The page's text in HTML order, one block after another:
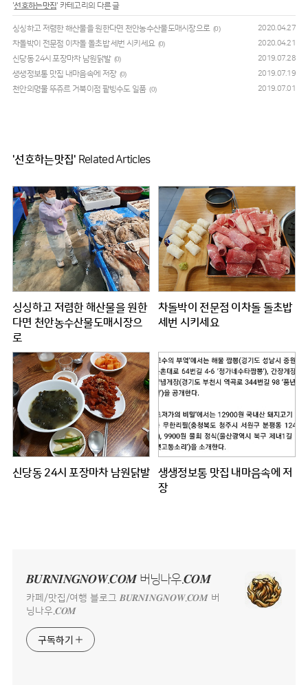
'선호하는맛집' 카테고리의 다른 글
싱싱하고 저렴한 해산물을 원한다면 천안농수산물도매시장으로 (0) 2020.04.27
차돌박이 전문점 이차돌 돌초밥 세번 시키세요 (0) 2020.04.21
신당동 24시 포장마차 남원닭발 (0) 2019.07.28
생생정보통 맛집 내마음속에 저장 (0) 2019.07.19
천안의명물 뚜쥬르 거북이점 팥빙수도 일품 (0) 2019.07.01
'선호하는맛집' Related Articles
싱싱하고 저렴한 해산물을 원한
다면 천안농수산물도매시장으
로
차돌박이 전문점 이차돌 돌초밥
세번 시키세요
신당동 24시 포장마차 남원닭발
생생정보통 맛집 내마음속에 저
장
𝑩𝑼𝑹𝑵𝑰𝑵𝑮𝑵𝑶𝑾.𝑪𝑶𝑴 버닝나우.𝑪𝑶𝑴
카페/맛집/여행 블로그 𝑩𝑼𝑹𝑵𝑰𝑵𝑮𝑵𝑶𝑾.𝑪𝑶𝑴 버
닝나우.𝑪𝑶𝑴
구독하기